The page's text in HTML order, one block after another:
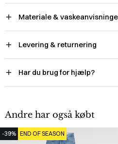
Materiale &
Levering & returnering
Har du brug for hjælp?
Andre har også købt
-39% END OF SEASON